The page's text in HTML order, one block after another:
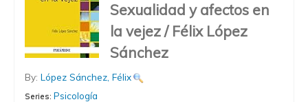
Sexualidad y afectos en
la vejez /Félix López
Sánchez
By: López Sánchez, Félix
Series: Psicología